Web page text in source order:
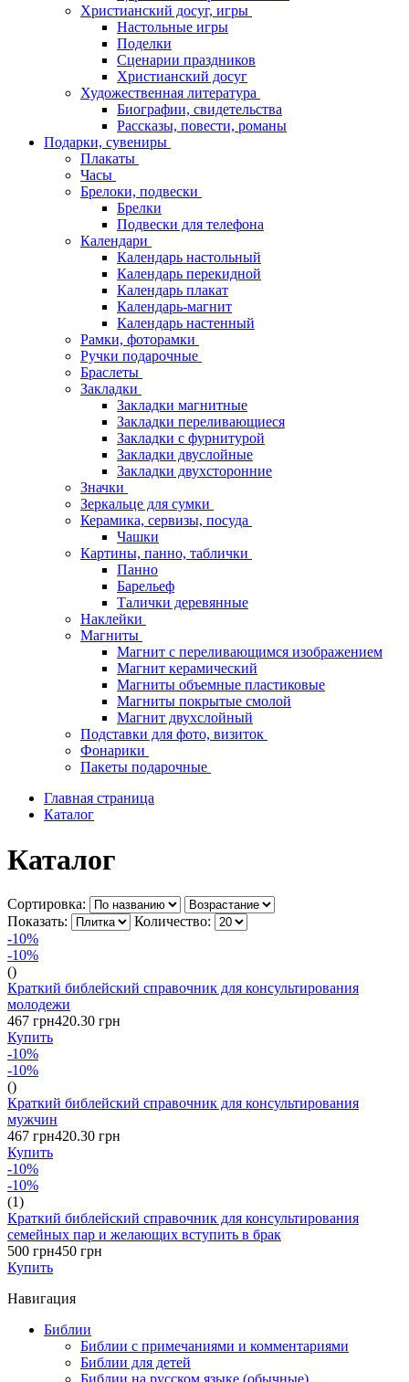
Христианский досуг, игры
Настольные игры
Поделки
Сценарии праздников
Христианский досуг
Художественная литература
Биографии, свидетельства
Рассказы, повести, романы
Подарки, сувениры
Плакаты
Часы
Брелоки, подвески
Брелки
Подвески для телефона
Календари
Календарь настольный
Календарь перекидной
Календарь плакат
Календарь-магнит
Календарь настенный
Рамки, фоторамки
Ручки подарочные
Браслеты
Закладки
Закладки магнитные
Закладки переливающиеся
Закладки с фурнитурой
Закладки двуслойные
Закладки двухсторонние
Значки
Зеркальце для сумки
Керамика, сервизы, посуда
Чашки
Картины, панно, таблички
Панно
Барельеф
Талички деревянные
Наклейки
Магниты
Магнит с переливающимся изображением
Магнит керамический
Магниты объемные пластиковые
Магниты покрытые смолой
Магнит двухслойный
Подставки для фото, визиток
Фонарики
Пакеты подарочные
Главная страница
Каталог
Каталог
Сортировка:
Показать:
Количество:
-10%
-10%
()
Краткий библейский справочник для консультирования
молодежи
467 грн420.30 грн
Купить
-10%
-10%
()
Краткий библейский справочник для консультирования
мужчин
467 грн420.30 грн
Купить
-10%
-10%
(1)
Краткий библейский справочник для консультирования
семейных пар и желающих вступить в брак
500 грн450 грн
Купить
Навигация
Библии
Библии с примечаниями и комментариями
Библии для детей